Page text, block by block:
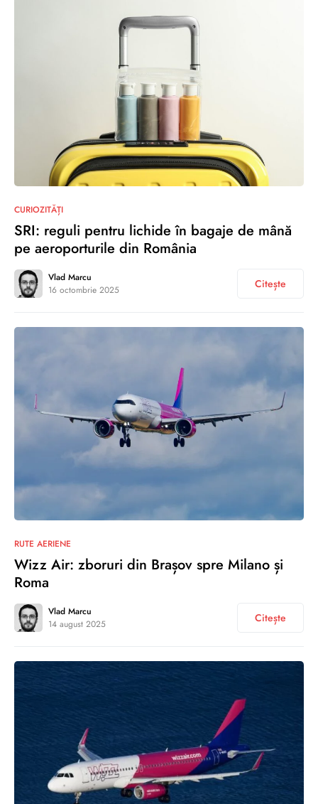
CURIOZITĂȚI
SRI: reguli pentru lichide în bagaje de mână
pe aeroporturile din România
Vlad Marcu
16 octombrie 2025
Citește
RUTE AERIENE
Wizz Air: zboruri din Brașov spre Milano și
Roma
Vlad Marcu
14 august 2025
Citește